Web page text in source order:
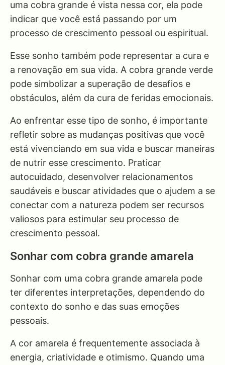
uma cobra grande é vista nessa cor, ela pode
indicar que você está passando por um
processo de crescimento pessoal ou espiritual.
Esse sonho também pode representar a cura e
a renovação em sua vida. A cobra grande verde
pode simbolizar a superação de desafios e
obstáculos, além da cura de feridas emocionais.
Ao enfrentar esse tipo de sonho, é importante
refletir sobre as mudanças positivas que você
está vivenciando em sua vida e buscar maneiras
de nutrir esse crescimento. Praticar
autocuidado, desenvolver relacionamentos
saudáveis e buscar atividades que o ajudem a se
conectar com a natureza podem ser recursos
valiosos para estimular seu processo de
crescimento pessoal.
Sonhar com cobra grande amarela
Sonhar com uma cobra grande amarela pode
ter diferentes interpretações, dependendo do
contexto do sonho e das suas emoções
pessoais.
A cor amarela é frequentemente associada à
energia, criatividade e otimismo. Quando uma